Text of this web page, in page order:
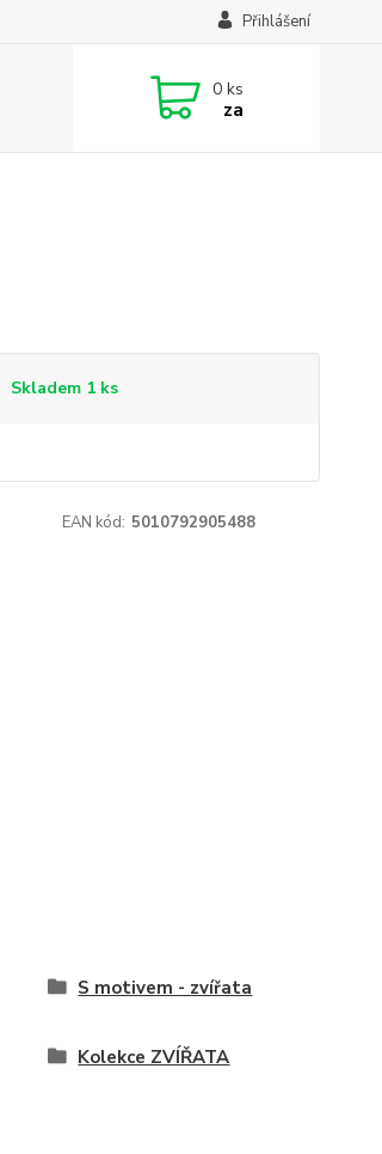
Přihlášení
0 ks
za
Skladem 1 ks
EAN kód: 5010792905488
S motivem - zvířata
Kolekce ZVÍŘATA